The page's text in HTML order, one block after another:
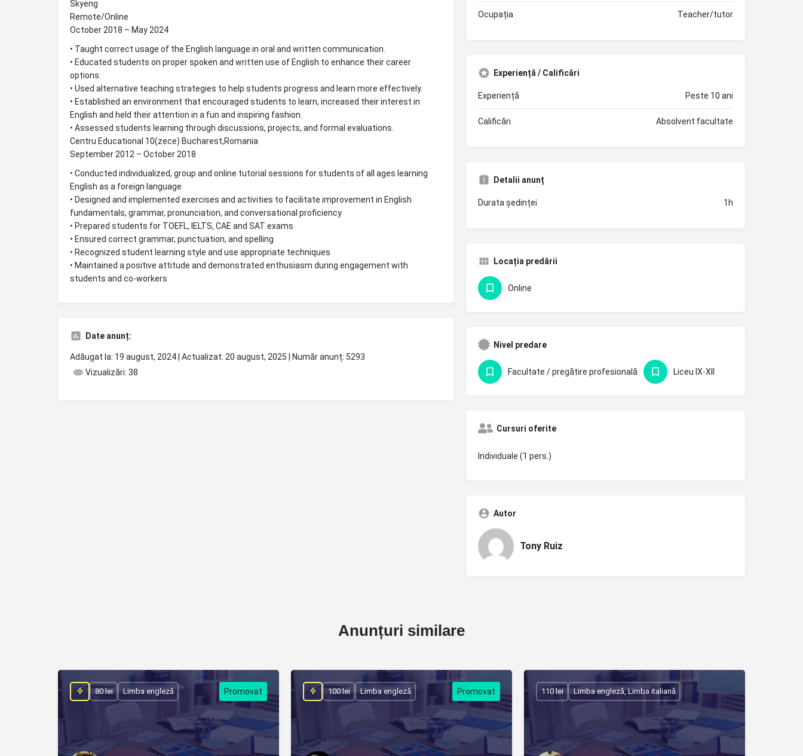
Skyeng
Remote/Online
October 2018 – May 2024
• Taught correct usage of the English language in oral and written communication.
• Educated students on proper spoken and written use of English to enhance their career
options.
• Used alternative teaching strategies to help students progress and learn more effectively.
• Established an environment that encouraged students to learn, increased their interest in
English and held their attention in a fun and inspiring fashion.
• Assessed students learning through discussions, projects, and formal evaluations.
Centru Educational 10(zece) Bucharest,Romania
September 2012 – October 2018
• Conducted individualized, group and online tutorial sessions for students of all ages learning
English as a foreign language
• Designed and implemented exercises and activities to facilitate improvement in English
fundamentals, grammar, pronunciation, and conversational proficiency
• Prepared students for TOEFL, IELTS, CAE and SAT exams
• Ensured correct grammar, punctuation, and spelling
• Recognized student learning style and use appropriate techniques
• Maintained a positive attitude and demonstrated enthusiasm during engagement with
students and co-workers
Date anunț:
Adăugat la: 19 august, 2024 | Actualizat: 20 august, 2025 | Număr anunț: 5293
Vizualizări: 38
Ocupația Teacher/tutor
Experiență / Calificări
Experiență Peste 10 ani
Calificări Absolvent facultate
Detalii anunț
Durata ședinței 1h
Locația predării
Online
Nivel predare
Facultate / pregătire profesională Liceu IX-XII
Cursuri oferite
Individuale (1 pers.)
Autor
Tony Ruiz
Anunțuri similare
80 lei Limba engleză 100 lei Limba engleză 110 lei Limba engleză, Limba italiană